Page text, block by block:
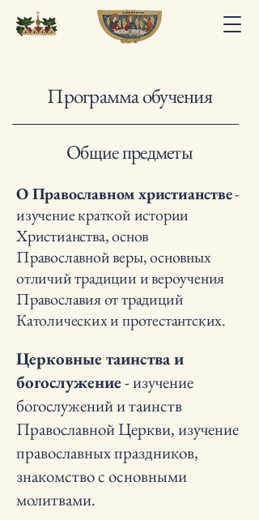
Программа обучения
Общие предметы
О Православном христианстве-
изучение краткой истории
Христианства, основ
Православной веры, основных
отличий традиции и вероучения
Православия от традиций
Католических и протестантских.
Церковные таинства и
богослужение- изучение
богослужений и таинств
Православной Церкви, изучение
православных праздников,
знакомство с основными
молитвами.